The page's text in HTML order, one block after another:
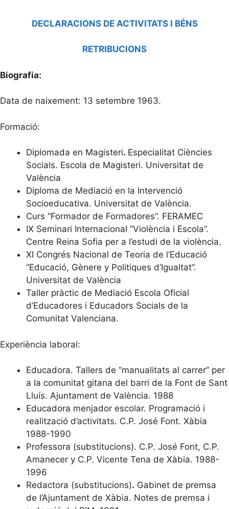
DECLARACIONS DE ACTIVITATS I BÉNS
RETRIBUCIONS
Biografia:
Data de naixement: 13 setembre 1963.
Formació:
Diplomada en Magisteri. Especialitat Ciències
Socials. Escola de Magisteri. Universitat de
València
Diploma de Mediació en la Intervenció
Socioeducativa. Universitat de València.
Curs “Formador de Formadores”. FERAMEC
IX Seminari Internacional “Violència i Escola”.
Centre Reina Sofia per a l’estudi de la violència.
XI Congrés Nacional de Teoria de l’Educació
“Educació, Gènere y Politiques d’Igualtat”.
Universitat de València
Taller pràctic de Mediació Escola Oficial
d’Educadores i Educadors Socials de la
Comunitat Valenciana.
Experiència laboral:
Educadora. Tallers de “manualitats al carrer” per
a la comunitat gitana del barri de la Font de Sant
Lluís. Ajuntament de València. 1988
Educadora menjador escolar. Programació i
realització d’activitats. C.P. José Font. Xàbia
1988-1990
Professora (substitucions). C.P. José Font, C.P.
Amanecer y C.P. Vicente Tena de Xàbia. 1988-
1996
Redactora (substitucions). Gabinet de premsa
de l’Ajuntament de Xàbia. Notes de premsa i